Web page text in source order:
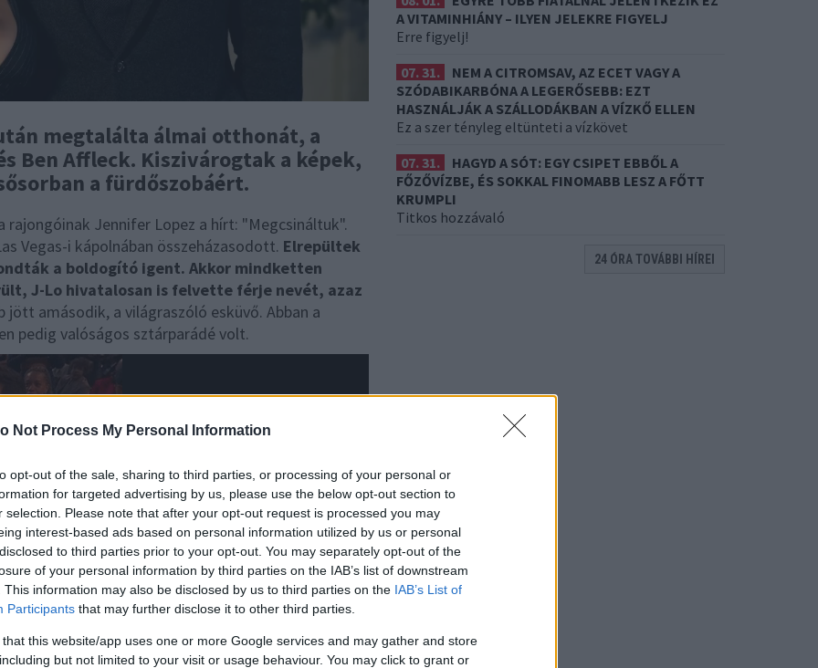
Not Process My Personal Information
opt-out of the sale, sharing to third parties, or processing of your personal or
for targeted advertising by us, please use the below opt-out section to
selection. Please note that after your opt-out request is processed you may
interest-based ads based on personal information utilized by us or personal
to third parties prior to your opt-out. You may separately opt-out of the
of your personal information by third parties on the IAB’s list of downstream
This information may also be disclosed by us to third parties on the IAB’s List of
Participants that may further disclose it to other third parties.
that this website/app uses one or more Google services and may gather and store
but not limited to your visit or usage behaviour. You may click to grant or
megtalálta álmai otthonát, a
Ben Affleck. Kiszivárogtak a képek,
a fürdőszobáért.
rajongóinak Jennifer Lopez a hírt: "Megcsináltuk".
Vegas-i kápolnában összeházasodott. Elrepültek
a boldogító igent. Akkor mindketten
J-Lo hivatalosan is felvette férje nevét, azaz
amásodik, a világraszóló esküvő. Abban a
pedig valóságos sztárparádé volt.
A VITAMINHIÁNY – ILYEN JELEKRE FIGYELJ
Erre figyelj!
07. 31.
NEM A CITROMSAV, AZ ECET VAGY A
SZÓDABIKARBÓNA A LEGERŐSEBB: EZT
HASZNÁLJÁK A SZÁLLODÁKBAN A VÍZKŐ ELLEN
Ez a szer tényleg eltünteti a vízkövet
07. 31.
HAGYD A SÓT: EGY CSIPET EBBŐL A
FŐZŐVÍZBE, ÉS SOKKAL FINOMABB LESZ A FŐTT
KRUMPLI
Titkos hozzávaló
24 ÓRA TOVÁBBI HÍREI